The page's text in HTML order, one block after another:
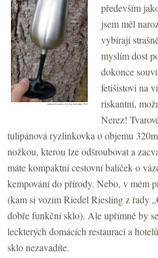
především
jsem měl
vybírají
myslím dost
dokonce
fetišistovi na
riskantní,
Nerez!
tulipánová ryzlinkovka o objemu
nožkou, kterou lze odšroubovat a
máte kompaktní cestovní balíček o
kempování do přírody. Nebo, v mém
(kam si vozím Riedel Riesling z řady
dobře funkční sklo). Ale upřímně by
leckterých domácích restaurací a
sklo nezavadíte.